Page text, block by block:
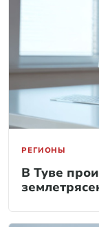
РЕГИОНЫ
В Туве